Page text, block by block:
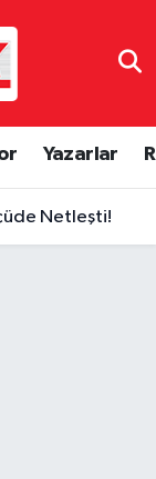
Yazarlar
Netleşti!